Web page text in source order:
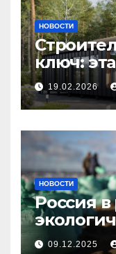
НОВОСТИ
ключ:
19.02.2026
НОВОСТИ
Россия
09.12.2025